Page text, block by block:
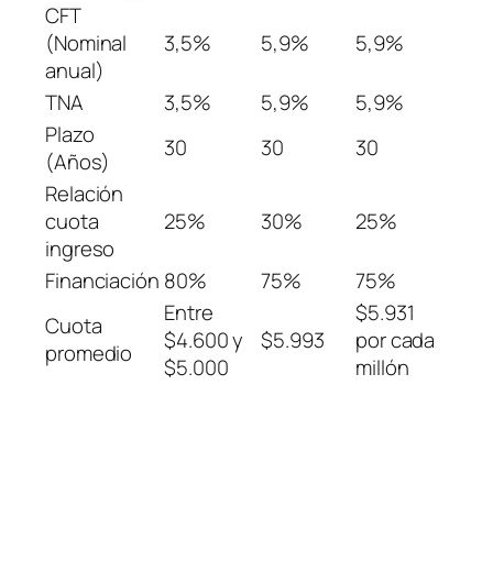
CFT
(Nominal
anual)
3,5% 5,9% 5,9%
TNA 3,5% 5,9%
5,9%
Plazo
(Años)
30 30
30
Relación
cuota
ingreso
25% 30% 25%
Financiación 80% 75%
75%
Cuota
promedio
Entre
$4.600 y
$5.000
$5.993
$5.931
por cada
millón